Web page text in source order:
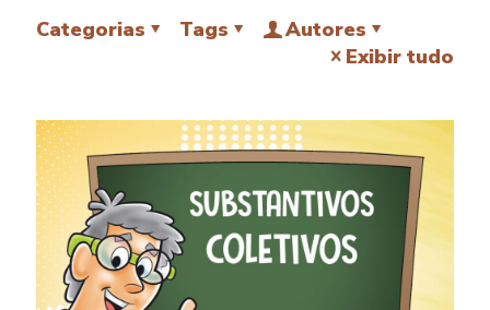
Categorias Tags
Autores
Exibir tudo